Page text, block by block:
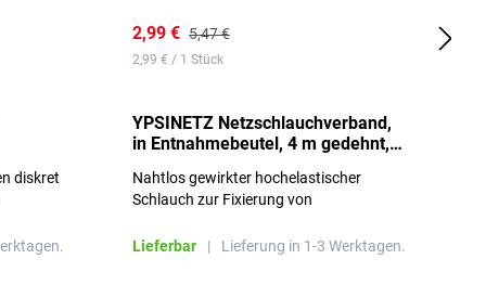
diskret
2,99 € 5,47 €
2,99 € / 1 Stück
YPSINETZ Netzschlauchverband,
in Entnahmebeutel, 4 m gedehnt,
Nahtlos gewirkter hochelastischer
Schlauch zur Fixierung von
Lieferbar
| Lieferung in 1-3 Werktagen.